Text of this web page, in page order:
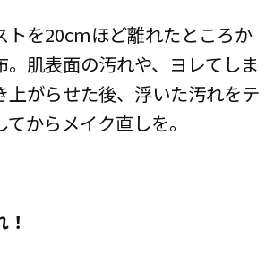
トを20cmほど離れたところか
。肌表面の汚れや、ヨレてしま
上がらせた後、浮いた汚れをテ
からメイク直しを。